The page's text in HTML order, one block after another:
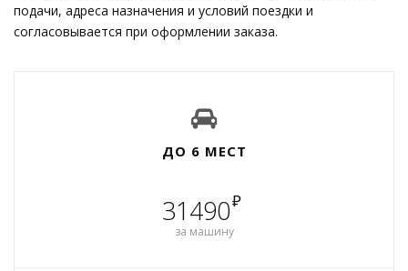
подачи, адреса назначения и условий поездки и
согласовывается при оформлении заказа.
ДО 6 МЕСТ
31490₽
за машину